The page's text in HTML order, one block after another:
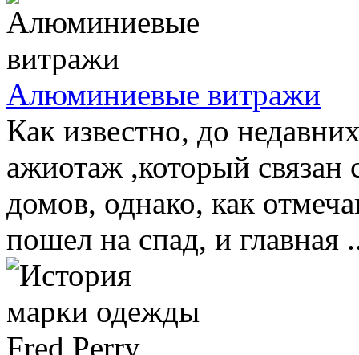
Алюминиевые витражи
Как известно, до
ажиотаж ,который
домов, однако, как
пошел на спад, и главная